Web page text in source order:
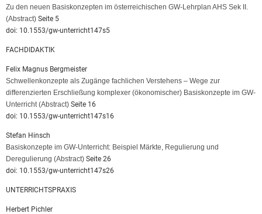
Zu den neuen Basiskonzepten im österreichischen GW-Lehrplan AHS Sek II.
(Abstract) Seite 5
doi: 10.1553/gw-unterricht147s5
FACHDIDAKTIK
Felix Magnus Bergmeister
Schwellenkonzepte als Zugänge fachlichen Verstehens – Wege zur
differenzierten Erschließung komplexer (ökonomischer) Basiskonzepte im GW-
Unterricht (Abstract) Seite 16
doi: 10.1553/gw-unterricht147s16
Stefan Hinsch
Basiskonzepte im GW-Unterricht: Beispiel Märkte, Regulierung und
Deregulierung (Abstract) Seite 26
doi: 10.1553/gw-unterricht147s26
UNTERRICHTSPRAXIS
Herbert Pichler